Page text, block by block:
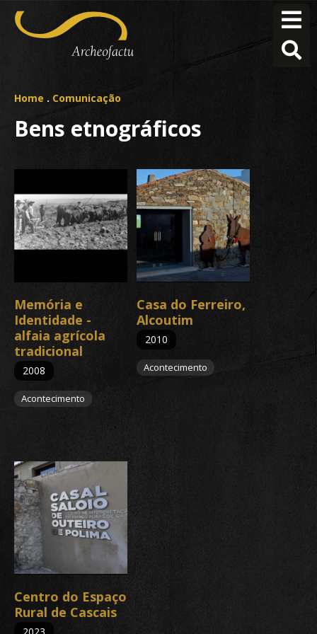
Home . Comunicação
Bens etnográficos
Memória e
Identidade -
alfaia agrícola
tradicional
2008
Acontecimento
Casa do Ferreiro,
Alcoutim
2010
Acontecimento
Centro do Espaço
Rural de Cascais